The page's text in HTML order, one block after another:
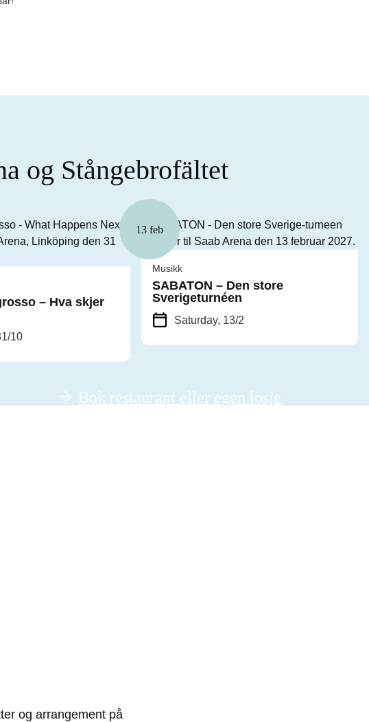
og Stångebrofältet
– Hva skjer
10
13 feb
Musikk
SABATON – Den store
Sverigeturnéen
Saturday, 13/2
Bok restaurant eller egen losje
og arrangement på